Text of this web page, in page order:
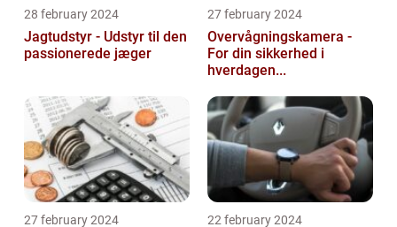
28 february 2024
Jagtudstyr - Udstyr til den
passionerede jæger
27 february 2024
Overvågningskamera -
For din sikkerhed i
hverdagen...
27 february 2024 22 february 2024